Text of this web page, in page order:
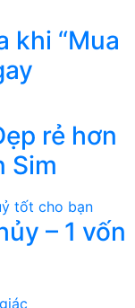
khi “Mua
rẻ hơn
Sim
– 1 vốn